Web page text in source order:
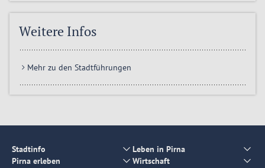
Weitere Infos
Mehr zu den Stadtführungen
Stadtinfo
Leben in Pirna
Pirna erleben
Wirtschaft